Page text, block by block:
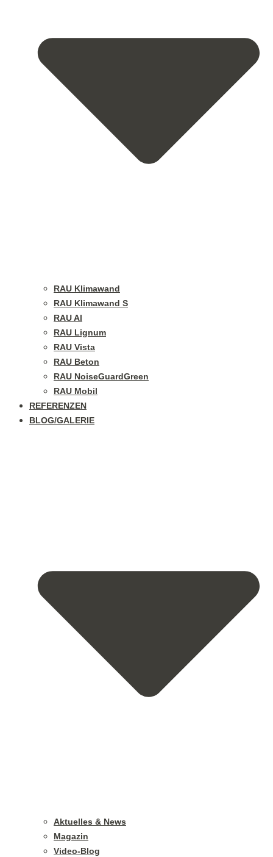
RAU Klimawand
RAU Klimawand S
RAU Al
RAU Lignum
RAU Vista
RAU Beton
RAU NoiseGuardGreen
RAU Mobil
REFERENZEN
BLOG/GALERIE
Aktuelles & News
Magazin
Video-Blog